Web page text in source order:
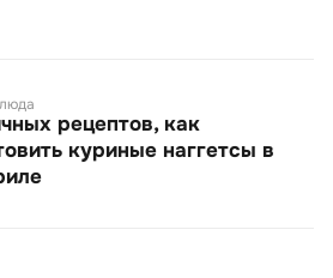
рецептов, как
куриные наггетсы в